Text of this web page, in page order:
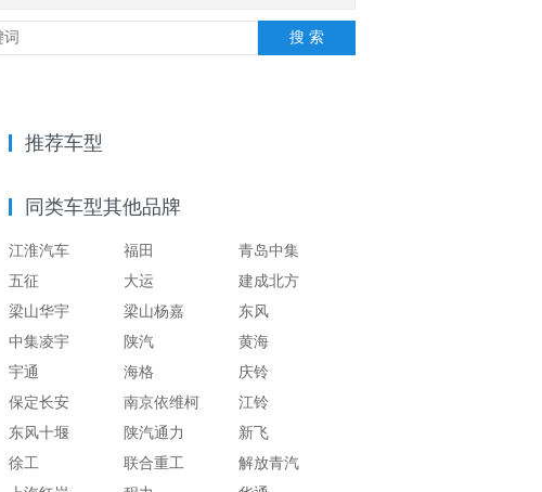
V7H危货牵引车获安徽客户青睐
搜 索
推荐车型
同类车型其他品牌
江淮汽车 福田
青岛中集
五征
大运
建成北方
梁山华宇
梁山杨嘉
东风
中集凌宇
陕汽
黄海
宇通
海格
庆铃
保定长安
南京依维柯
江铃
东风十堰
陕汽通力
新飞
徐工
联合重工
解放青汽